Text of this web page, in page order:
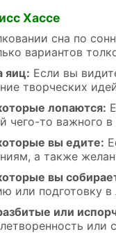
Хассе
сна по
вариантов
яиц: Если вы
творческих
лопаются:
чего-то важного
вы едите:
а также
вы
или подготовку в
или
или